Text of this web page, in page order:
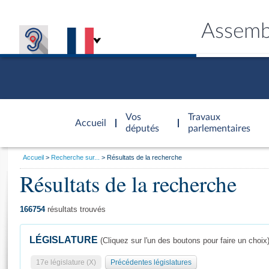
Accueil
d'accueil
Vos
députés
Travaux
parlementaires
Général
Vous
Accueil Recherche sur... Résultats de la recherche
Résultats de la recherche
166754résultats trouvés
LÉGISLATURE (Cliquez sur l'un des boutons pour faire un choix)
17e législature (X) Précédentes législatures